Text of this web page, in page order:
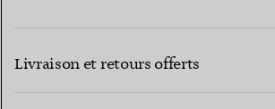
Livraison et retours offerts